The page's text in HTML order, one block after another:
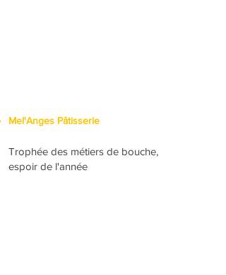
Mel'Anges Pâtisserie
Trophée des métiers de bouche,
espoir de l'année